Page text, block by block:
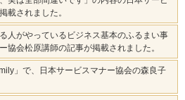
載されました。
人がやっているビジネス基本のふるまい事
協会松原講師の記事が掲載されました。
」で、日本サービスマナー協会の森良子